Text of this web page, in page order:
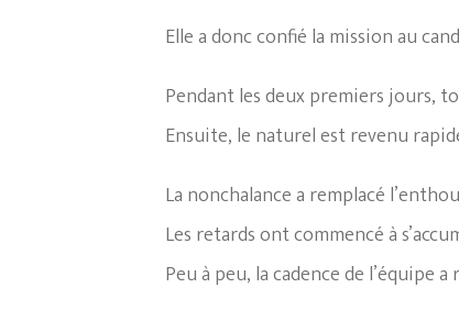
Elle a donc confié la mission au
Pendant les deux premiers jours,
Ensuite, le naturel est revenu
La nonchalance a remplacé
Les retards ont commencé à
Peu à peu, la cadence de l’équipe a